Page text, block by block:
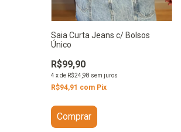
Saia Curta Jeans c/ Bolsos
Único
R$99,90
4 xde R$24,98 sem juros
R$94,91 com Pix
Comprar